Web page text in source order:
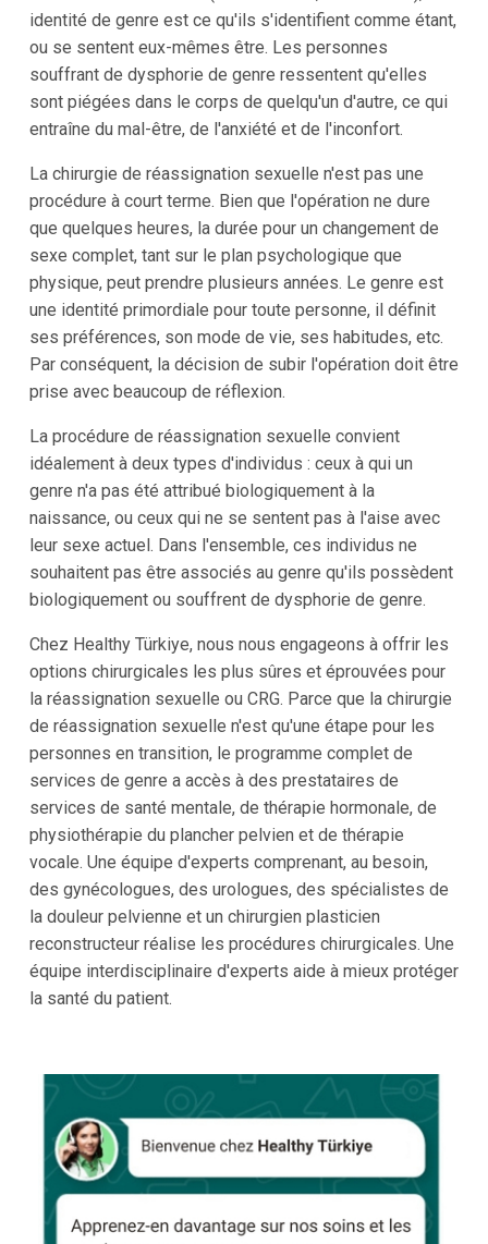
identité de genre est ce qu'ils s'identifient comme étant,
ou se sentent eux-mêmes être. Les personnes
souffrant de dysphorie de genre ressentent qu'elles
sont piégées dans le corps de quelqu'un d'autre, ce qui
entraîne du mal-être, de l'anxiété et de l'inconfort.
La chirurgie de réassignation sexuelle n'est pas une
procédure à court terme. Bien que l'opération ne dure
que quelques heures, la durée pour un changement de
sexe complet, tant sur le plan psychologique que
physique, peut prendre plusieurs années. Le genre est
une identité primordiale pour toute personne, il définit
ses préférences, son mode de vie, ses habitudes, etc.
Par conséquent, la décision de subir l'opération doit être
prise avec beaucoup de réflexion.
La procédure de réassignation sexuelle convient
idéalement à deux types d'individus : ceux à qui un
genre n'a pas été attribué biologiquement à la
naissance, ou ceux qui ne se sentent pas à l'aise avec
leur sexe actuel. Dans l'ensemble, ces individus ne
souhaitent pas être associés au genre qu'ils possèdent
biologiquement ou souffrent de dysphorie de genre.
Chez Healthy Türkiye, nous nous engageons à offrir les
options chirurgicales les plus sûres et éprouvées pour
la réassignation sexuelle ou CRG. Parce que la chirurgie
de réassignation sexuelle n'est qu'une étape pour les
personnes en transition, le programme complet de
services de genre a accès à des prestataires de
services de santé mentale, de thérapie hormonale, de
physiothérapie du plancher pelvien et de thérapie
vocale. Une équipe d'experts comprenant, au besoin,
des gynécologues, des urologues, des spécialistes de
la douleur pelvienne et un chirurgien plasticien
reconstructeur réalise les procédures chirurgicales. Une
équipe interdisciplinaire d'experts aide à mieux protéger
la santé du patient.